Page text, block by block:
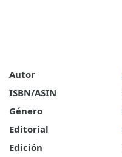
Autor
ISBN/ASIN
Género
Editorial
Edición